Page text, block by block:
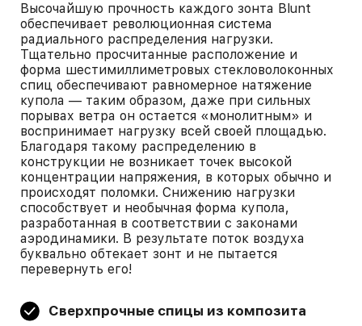
Высочайшую прочность каждого зонта Blunt
обеспечивает революционная система
радиального распределения нагрузки.
Тщательно просчитанные расположение и
форма шестимиллиметровых стекловолоконных
спиц обеспечивают равномерное натяжение
купола — таким образом, даже при сильных
порывах ветра он остается «монолитным» и
воспринимает нагрузку всей своей площадью.
Благодаря такому распределению в
конструкции не возникает точек высокой
концентрации напряжения, в которых обычно и
происходят поломки. Снижению нагрузки
способствует и необычная форма купола,
разработанная в соответствии с законами
аэродинамики. В результате поток воздуха
буквально обтекает зонт и не пытается
перевернуть его!
Сверхпрочные спицы из композита